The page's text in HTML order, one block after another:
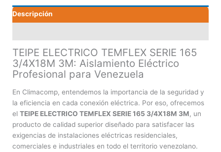
cantidad
Descripción
TEIPE ELECTRICO TEMFLEX SERIE 165
3/4X18M 3M: Aislamiento Eléctrico
Profesional para Venezuela
En Climacomp, entendemos la importancia de la seguridad y
la eficiencia en cada conexión eléctrica. Por eso, ofrecemos
el TEIPE ELECTRICO TEMFLEX SERIE 165 3/4X18M 3M, un
producto de calidad superior diseñado para satisfacer las
exigencias de instalaciones eléctricas residenciales,
comerciales e industriales en todo el territorio venezolano.